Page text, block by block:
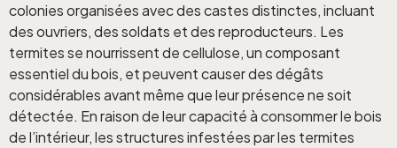
colonies organisées avec des castes distinctes, incluant
des ouvriers, des soldats et des reproducteurs. Les
termites se nourrissent de cellulose, un composant
essentiel du bois, et peuvent causer des dégâts
considérables avant même que leur présence ne soit
détectée. En raison de leur capacité à consommer le bois
de l’intérieur, les structures infestées par les termites